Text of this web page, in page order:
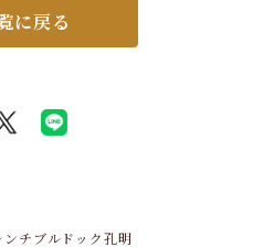
中型犬 大型犬 KM895JK
に戻る
チブルドック孔明